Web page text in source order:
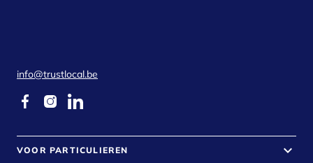
info@trustlocal.be
VOOR PARTICULIEREN keyboard_arrow_down